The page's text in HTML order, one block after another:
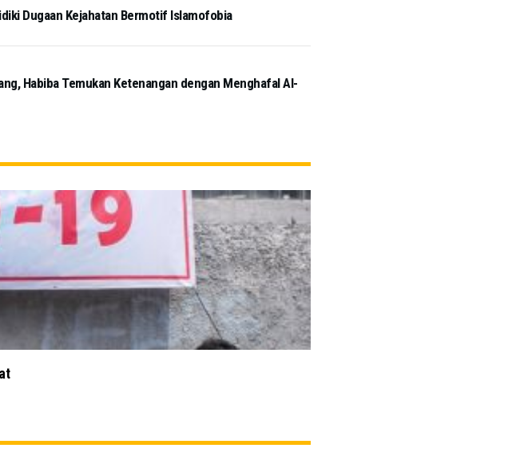
Dugaan Kejahatan Bermotif Islamofobia
Habiba Temukan Ketenangan dengan Menghafal Al-